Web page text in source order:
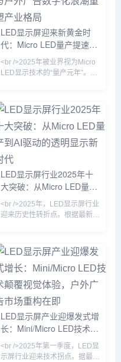
亮度却提升至5000nit以上。这
意味着，在户外强光环境下，
Micro LED依然能呈现细腻画
质，彻底解决了传统LCD和
OLED屏幕在阳光
LED显示屏迎来新黄金时
代：Micro LED量产提速与
户外广告数字化浪潮重塑产
业格局
<br />2025年被业界视为Micro
LED显示技术的“量产元年”。最
华灿光电等企业在Micro LED芯
片巨量转移技术上取得突破性进
展，良率从去年不足60%提升至
85%以上，单颗芯片成本下降近
四成。这意味着，曾被诟病“价
格高昂、难以落地”的Micro LED
大屏，正以每年约30%的速度降
低售价，并率先在高端商业显
示、影院巨幕和车载显示领
LED显示屏行业2025年十
大突破：从Micro LED量产
到AI驱动的透明显示新时代
<br />2025年，LED显示屏行业
迎来历史性转折点。根据最新出
槛，三星、索尼与京东方等头部
厂商相继宣布其Micro LED大尺
寸显示屏进入量产阶段。与传统
的LCD和OLED相比，Micro
LED在亮度、响应速度和功耗上
均实现了数量级的跃升，峰值亮
度突破10000尼特，而功耗降低
了40%。业内人士指出，这标志
着显示技术竞争正式从
LED显示屏产业迎爆发式增
长：Mini/Micro LED技术颠
覆视觉体验，户外广告市场
重构在即
<br />2025年第一季度，LED显
示屏行业迎来技术拐点。据最新